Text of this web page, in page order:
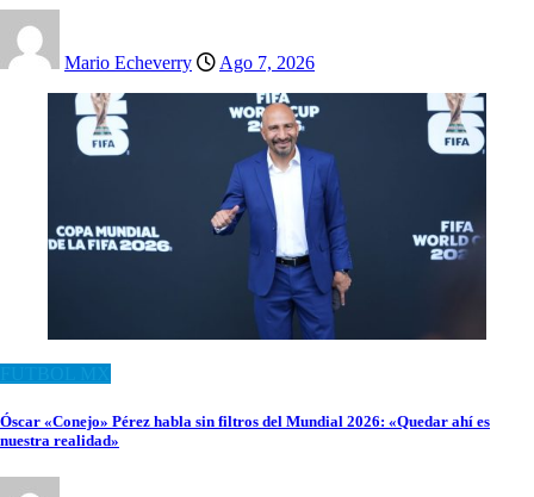
Mario Echeverry Ago 7, 2026
Óscar «Conejo» Pérez habla sin filtros del Mundial 2026: «Quedar ahí es
nuestra realidad»